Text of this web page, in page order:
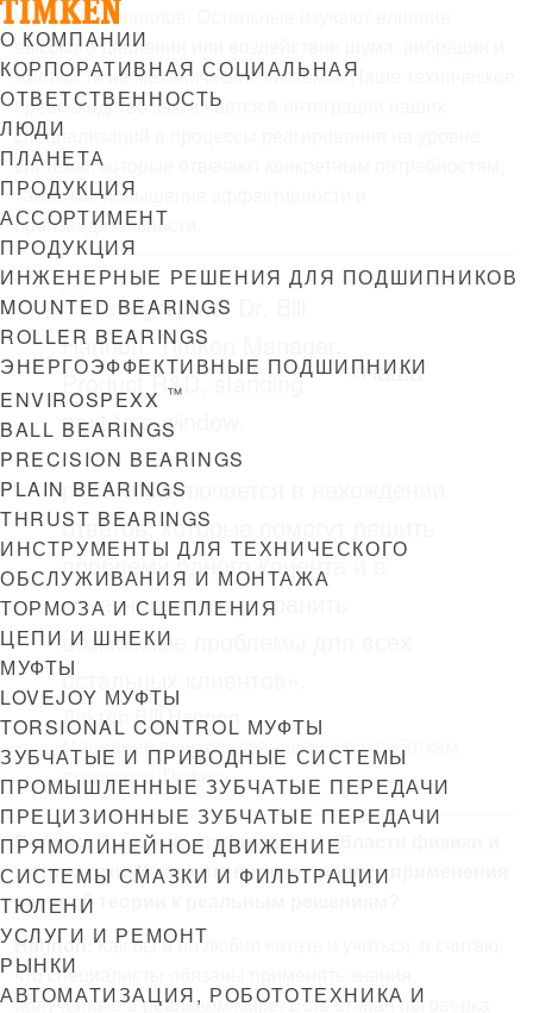
Menu
О КОМПАНИИ
КОРПОРАТИВНАЯ СОЦИАЛЬНАЯ
ОТВЕТСТВЕННОСТЬ
ЛЮДИ
ПЛАНЕТА
ПРОДУКЦИЯ
АССОРТИМЕНТ
ПРОДУКЦИЯ
ИНЖЕНЕРНЫЕ РЕШЕНИЯ ДЛЯ ПОДШИПНИКОВ
MOUNTED BEARINGS
ROLLER BEARINGS
ЭНЕРГОЭФФЕКТИВНЫЕ ПОДШИПНИКИ
ENVIROSPEXX ™
BALL BEARINGS
PRECISION BEARINGS
PLAIN BEARINGS
THRUST BEARINGS
ИНСТРУМЕНТЫ ДЛЯ ТЕХНИЧЕСКОГО
ОБСЛУЖИВАНИЯ И МОНТАЖА
ТОРМОЗА И СЦЕПЛЕНИЯ
ЦЕПИ И ШНЕКИ
МУФТЫ
LOVEJOY МУФТЫ
TORSIONAL CONTROL МУФТЫ
ЗУБЧАТЫЕ И ПРИВОДНЫЕ СИСТЕМЫ
ПРОМЫШЛЕННЫЕ ЗУБЧАТЫЕ ПЕРЕДАЧИ
ПРЕЦИЗИОННЫЕ ЗУБЧАТЫЕ ПЕРЕДАЧИ
ПРЯМОЛИНЕЙНОЕ ДВИЖЕНИЕ
СИСТЕМЫ СМАЗКИ И ФИЛЬТРАЦИИ
ТЮЛЕНИ
УСЛУГИ И РЕМОНТ
РЫНКИ
АВТОМАТИЗАЦИЯ, РОБОТОТЕХНИКА И
внутриматериалов
высокого давления или воздействие
жесткостина механические системы. Наше техническое
превосходство заключается в интеграции наших
специализаций в процессы реагирования на уровне
системы, которые отвечают конкретным потребностям,
таким как повышение эффективности и
производительности.
«Наша
работа заключается в нахождении
ответов, которые помогут решить
проблему одного клиента и в
конечном итоге устранить
возможные проблемы для всех
остальных клиентов».
Доктор Bill Hannon
Менеджер по исследованиям и разработкам
продукции Timken
Вопрос. Вы лично специалист в области физики и
математики. Каким вы видите процесс применения
научной теории к реальным решениям?
Hannon: Как бы я ни любил читать и учиться, я считаю,
что специалисты обязаны применять знания,
полученные в реальном мире. Есть старая поговорка